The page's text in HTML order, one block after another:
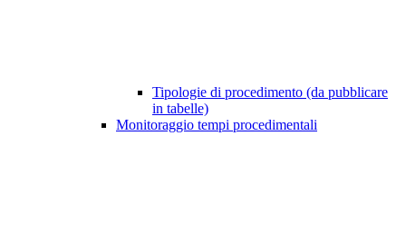
Tipologie di procedimento (da pubblicare
in tabelle)
Monitoraggio tempi procedimentali